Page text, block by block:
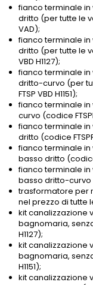
fianco terminale in
dritto (per tutte le
VAD);
fianco terminale
dritto (per tutte le
VBD H1127);
fianco terminale
dritto-curvo (per
FTSP VBD H1151);
fianco terminale
curvo (codice
fianco terminale
dritto (codice
fianco terminale
basso dritto (codice
fianco terminale
basso dritto-curvo
trasformatore per
nel prezzo di tutte
kit canalizzazione
bagnomaria,
H1127);
kit canalizzazione
bagnomaria,
H1151);
kit canalizzazione